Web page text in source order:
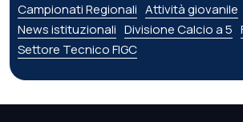
Campionati Regionali Attività giovanile
News istituzionali Divisione Calcio a 5
Settore Tecnico FIGC